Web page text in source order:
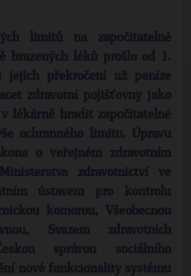
limitů na započitatelné
hrazených léků prošlo od 1.
jejich překročení už peníze
zdravotní pojišťovny jako
lékárně hradit započitatelné
ochranného limitu. Úpravu
o veřejném zdravotním
zdravotnictví ve
ústavem pro kontrolu
komorou, Všeobecnou
Svazem zdravotních
správou sociálního
nové funkcionality systému